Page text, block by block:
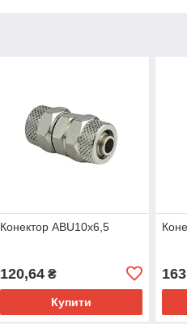
Конектор ABU10х6,5
120,64₴
Купити